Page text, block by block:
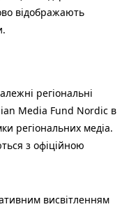
відображають
регіональні
Media Fund Nordic в
регіональних медіа.
з офіційною
висвітленням